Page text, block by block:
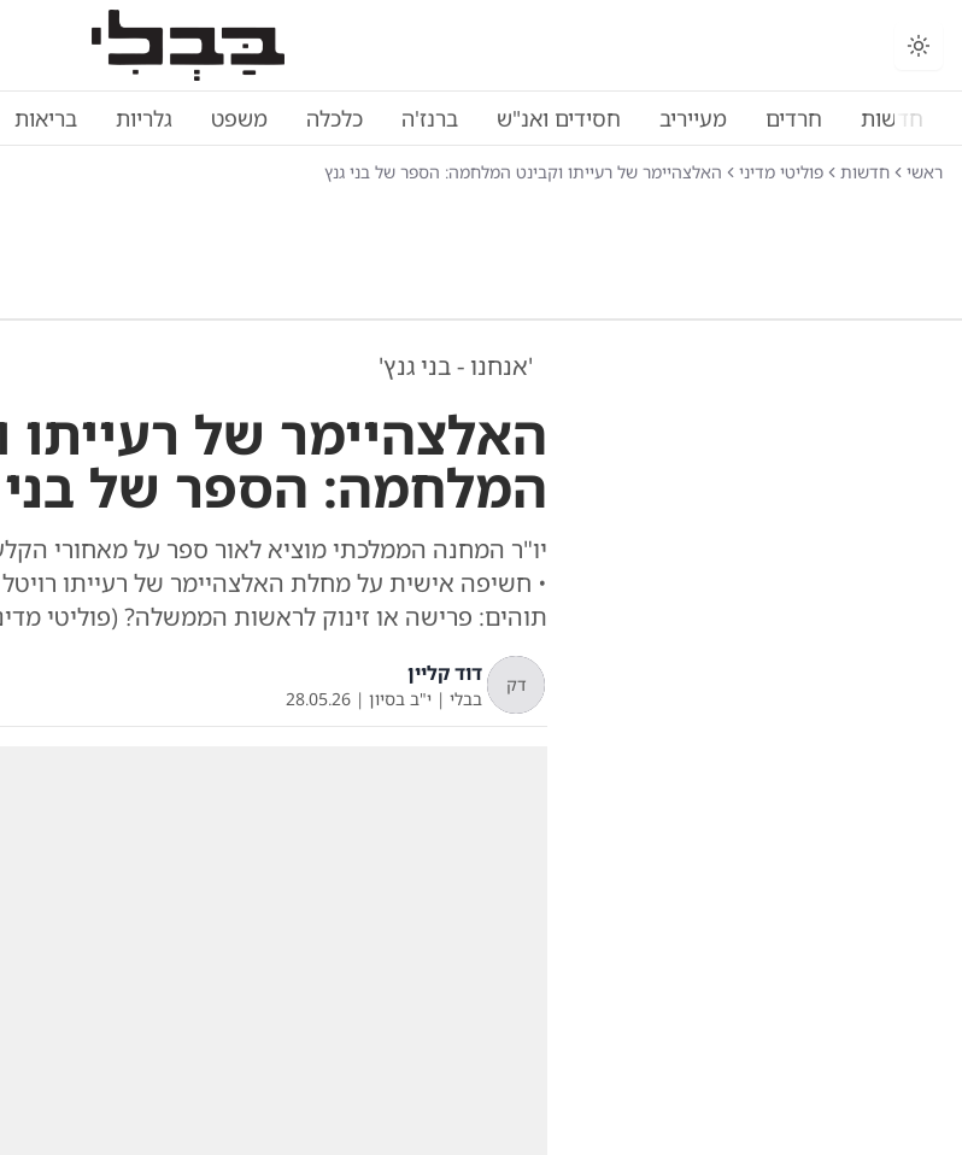
חדשות חרדים מעייריב חסידים ואנ"ש ברנז'ה כלכלה משפט גלריות בריאות
ראשי חדשות פוליטי מדיני האלצהיימר של רעייתו וקבינט המלחמה: הספר של בני גנץ
'אנחנו - בני גנץ'
האלצהיימר של רעייתו
המלחמה: הספר של בני
יו"ר המחנה הממלכתי מוציא לאור ספר על מאחורי
• חשיפה אישית על מחלת האלצהיימר של רעייתו
תוהים: פרישה או זינוק לראשות הממשלה? (פוליטי
דק דוד קליין
בבלי| י"ב בסיון |
28.05.26